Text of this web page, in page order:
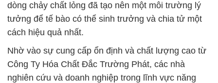
dòng chảy chất lỏng đã tạo nên một môi trường lý
tưởng để tế bào có thể sinh trưởng và chia tử một
cách hiệu quả nhất.
Nhờ vào sự cung cấp ổn định và chất lượng cao từ
Công Ty Hóa Chất Đắc Trường Phát, các nhà
nghiên cứu và doanh nghiệp trong lĩnh vực năng